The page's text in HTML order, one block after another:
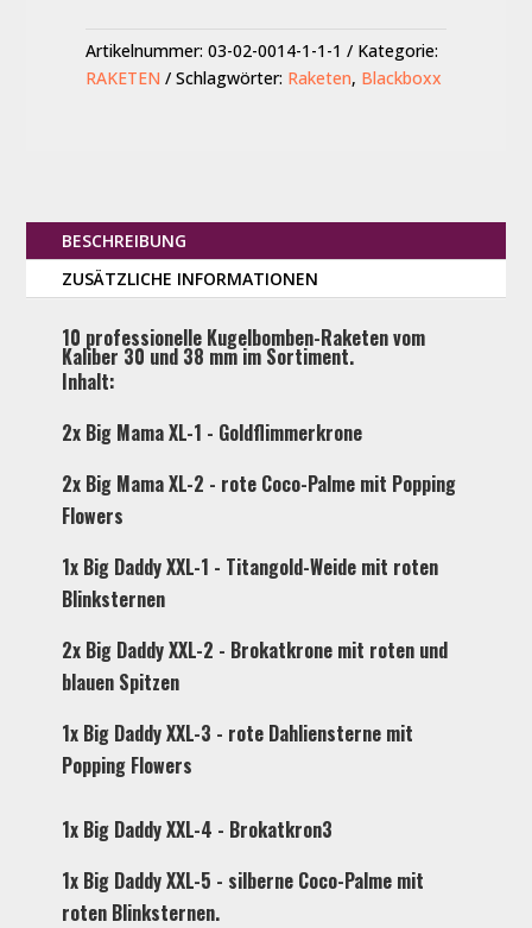
Artikelnummer:03-02-0014-1-1-1
Kategorie:
RAKETEN
Schlagwörter: Raketen, Blackboxx
BESCHREIBUNG
ZUSÄTZLICHE INFORMATIONEN
10 professionelle Kugelbomben-Raketen vom
Kaliber 30 und 38 mm im Sortiment.
Inhalt:
2x Big Mama XL-1 - Goldflimmerkrone
2x Big Mama XL-2 - rote Coco-Palme mit Popping
Flowers
1x Big Daddy XXL-1 - Titangold-Weide mit roten
Blinksternen
2x Big Daddy XXL-2 - Brokatkrone mit roten und
blauen Spitzen
1x Big Daddy XXL-3 - rote Dahliensterne mit
Popping Flowers
1x Big Daddy XXL-4 - Brokatkron3
1x Big Daddy XXL-5 - silberne Coco-Palme mit
roten Blinksternen.